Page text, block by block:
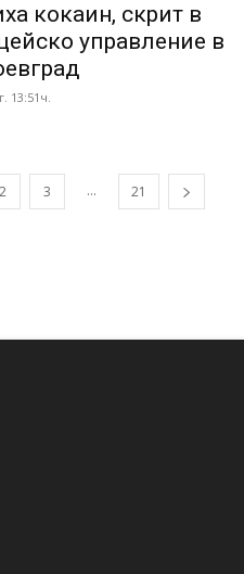
кокаин, скрит в
управление в
13:51ч.
2 3 ... 21